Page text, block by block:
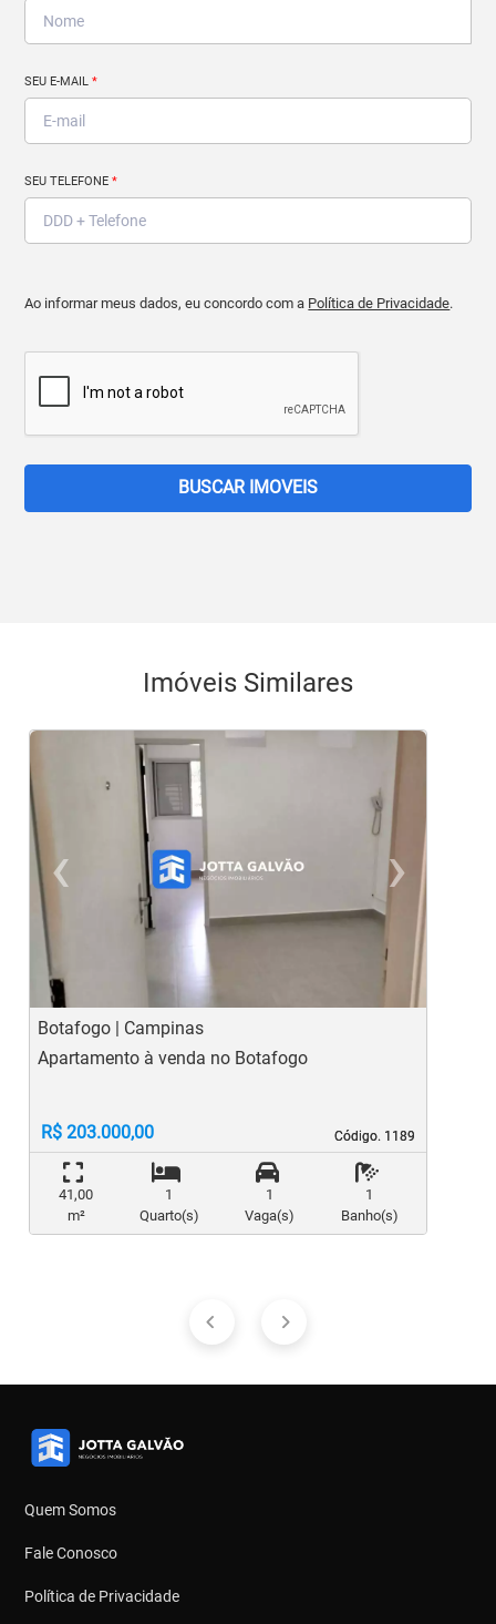
SEU E-MAIL*
SEU TELEFONE*
Ao informar meus dados, eu concordo com a Política de Privacidade.
BUSCAR IMOVEIS
Imóveis Similares
‹
Previous
›
Botafogo | Campinas
Código. 1189
Código. 1189
Apartamento à venda no Botafogo
R$ 203.000,00
41,00
m²
1
Quarto(s)
1
Vaga(s)
1
Banho(s)
Quem Somos
Fale Conosco
Política de Privacidade